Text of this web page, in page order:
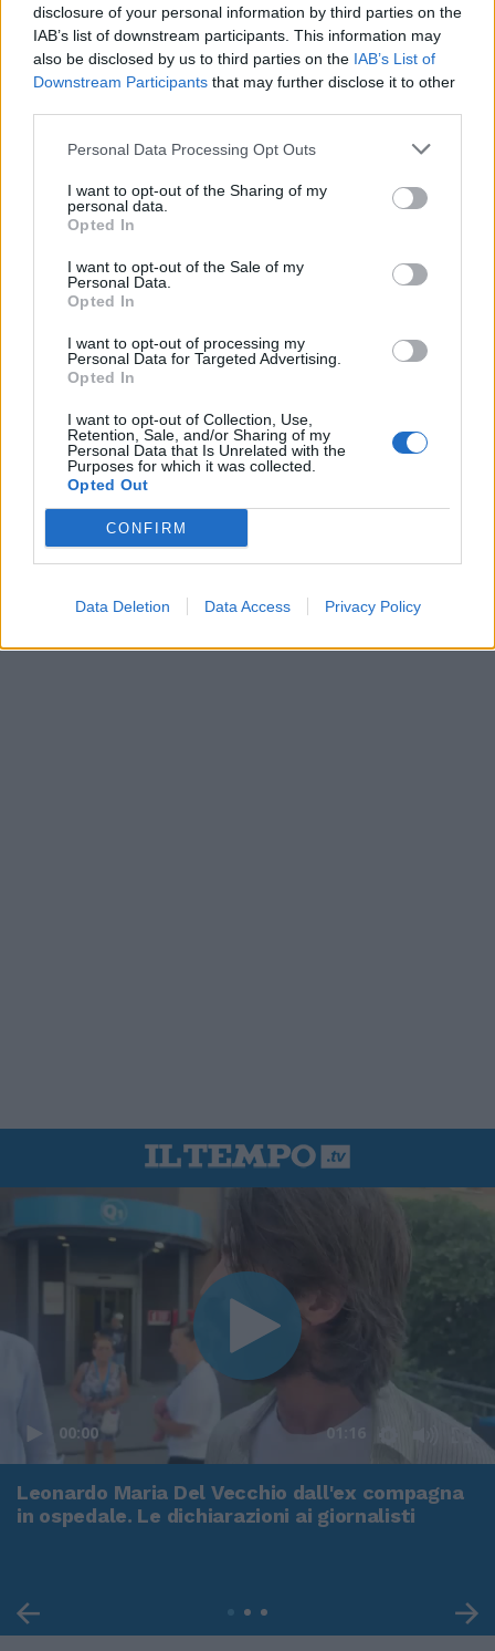
disclosure of your personal information by third parties on the
IAB’s list of downstream participants. This information may
also be disclosed by us to third parties on the IAB’s List of
Downstream Participants that may further disclose it to other
Personal Data Processing Opt Outs
I want to opt-out of the Sharing of my
personal data.
Opted In
I want to opt-out of the Sale of my
Personal Data.
Opted In
I want to opt-out of processing my
Personal Data for Targeted Advertising.
Opted In
I want to opt-out of Collection, Use,
Retention, Sale, and/or Sharing of my
Personal Data that Is Unrelated with the
Purposes for which it was collected.
Opted Out
CONFIRM
Data Deletion Data Access Privacy Policy
In evidenza
00:00 01:16
Leonardo Maria Del Vecchio dall'ex compagna
in ospedale. Le dichiarazioni ai giornalisti